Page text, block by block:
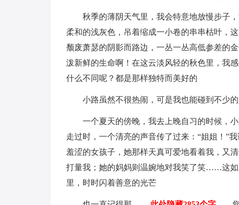
秋季的薄阴天气里，我会特意地放慢步子
柔和的浅灰色，吊着缩成一小卷的串串枯叶，
颓废萧瑟的阴影而路边，一丛一丛高低参差的
泼新鲜的生命啊！在这云淡风轻的秋色里，我
什么不同呢？都是那样独特而美好的
小路虽然不很热闹，可是我也能碰到不少
一个夏天的傍晚，我去上晚自习的时候，
走过时，一个清亮的声音传了过来：“姐姐！”
羞涩的女孩子，她那样天真可爱地看着我，又
打量我；她的妈妈则温婉地对我笑了笑……这
里，时时闪着善意的光芒